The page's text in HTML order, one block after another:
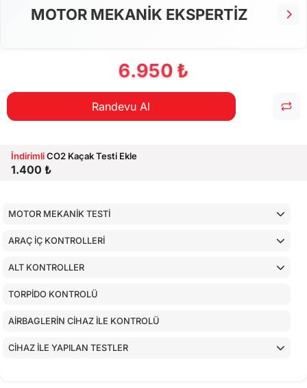
MOTOR MEKANİK EKSPERTİZ
6.950 ₺
Randevu Al
İndirimliCO2 Kaçak Testi Ekle
1.400 ₺
MOTOR MEKANİK TESTİ
ARAÇ İÇ KONTROLLERİ
ALT KONTROLLER
TORPİDO KONTROLÜ
AİRBAGLERİN CİHAZ İLE KONTROLÜ
CİHAZ İLE YAPILAN TESTLER